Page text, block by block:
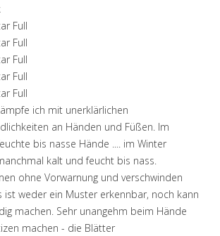
ich mit unerklärlichen
an Händen und Füßen. Im
bis nasse Hände .... im Winter
kalt und feucht bis nass.
ohne Vorwarnung und verschwinden
ist weder ein Muster erkennbar, noch kann
machen. Sehr unangehm beim Hände
machen - die Blätter